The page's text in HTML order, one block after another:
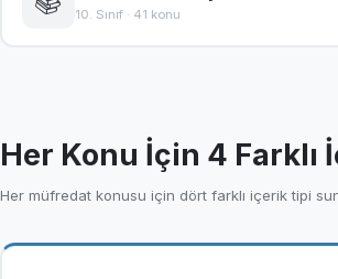
10. Sınıf · 41 konu
Her Konu İçin 4 Farklı
Her müfredat konusu için dört farklı içerik tipi